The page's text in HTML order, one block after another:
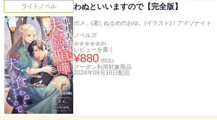
ライトノベル
わぬといいますので【完全版】
ポメ。(著), ぬるめのおゆ。(イラスト) / アマゾナイト
ノベルズ
(0)
レビューを書く
¥880 (税込)
クーポン利用対象商品
2024年09月10日 配信